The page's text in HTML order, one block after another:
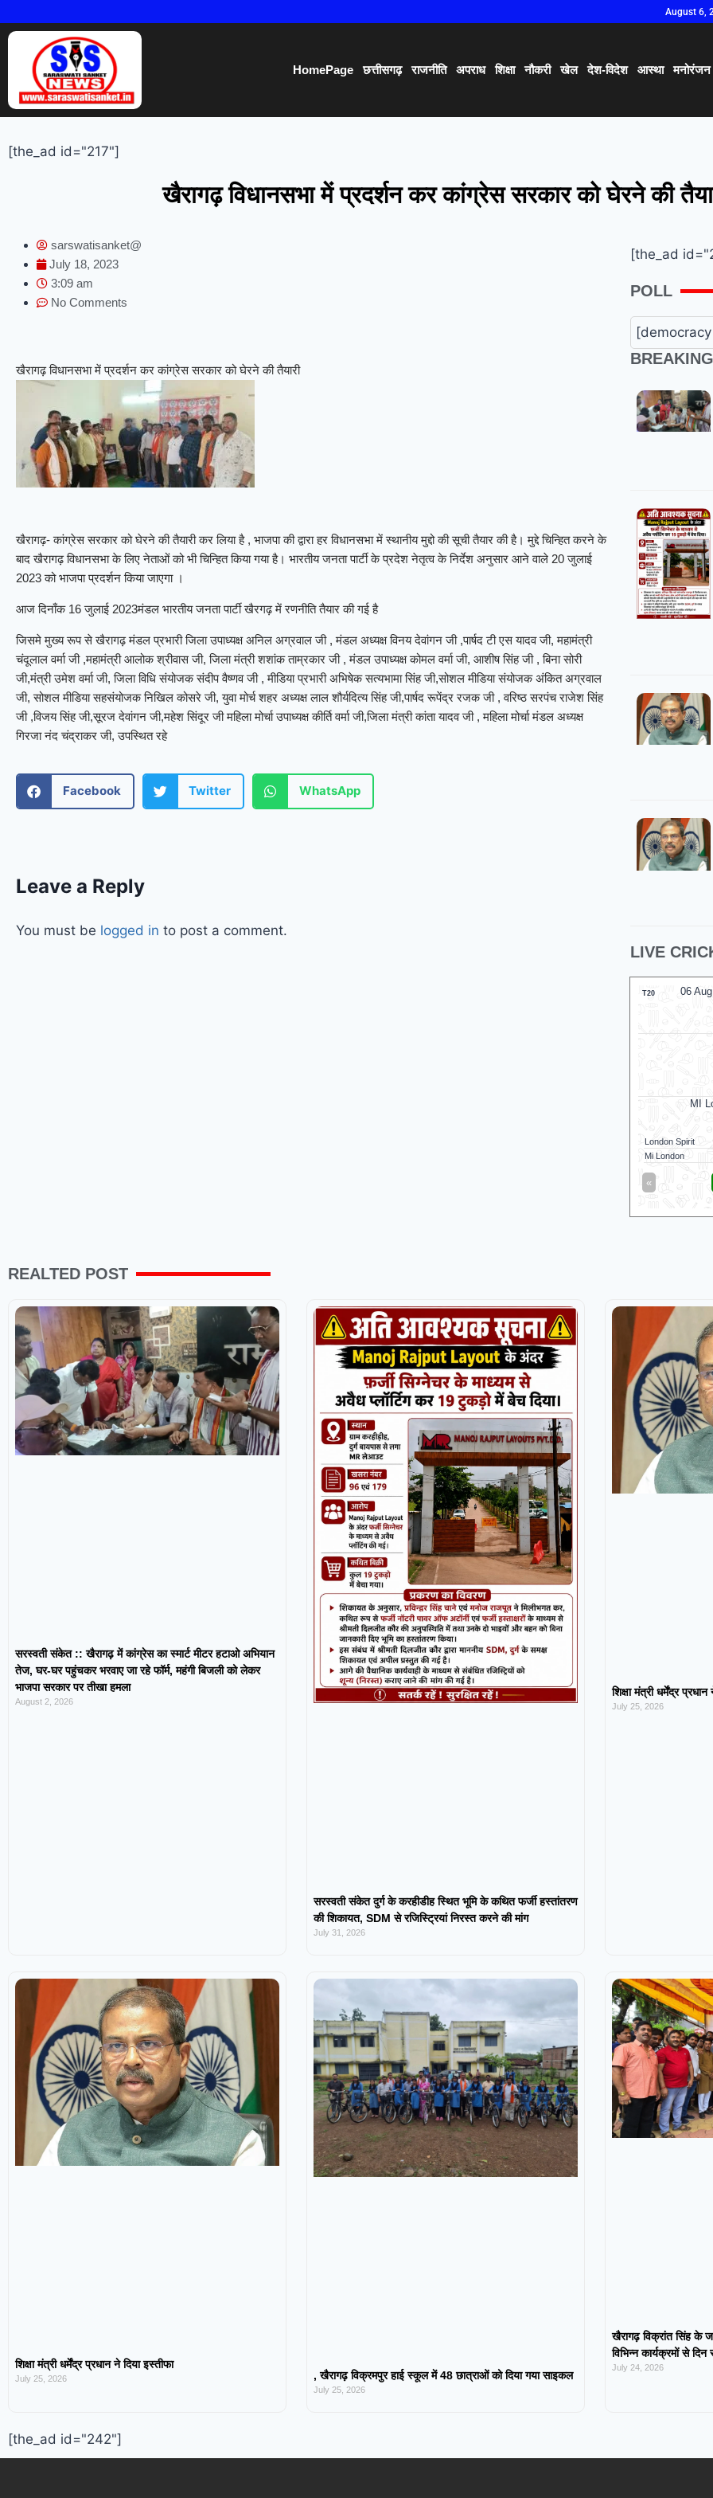
August 6,
HomePage छत्तीसगढ़ राजनीति अपराध शिक्षा नौकरी खेल देश-विदेश आस्था मनोरंजन
[the_ad id="217"]
खैरागढ़ विधानसभा में प्रदर्शन कर कांग्रेस सरकार को घेरने की
sarswatisanket@
July 18, 2023
3:09 am
No Comments
खैरागढ़ विधानसभा में प्रदर्शन कर कांग्रेस सरकार को घेरने की तैयारी
खैरागढ़- कांग्रेस सरकार को घेरने की तैयारी कर लिया है , भाजपा की द्वारा हर विधानसभा में स्थानीय मुद्दो की सूची तैयार की है। मुद्दे चिन्हित करने के
बाद खैरागढ़ विधानसभा के लिए नेताओं को भी चिन्हित किया गया है। भारतीय जनता पार्टी के प्रदेश नेतृत्व के निर्देश अनुसार आने वाले 20 जुलाई
2023 को भाजपा प्रदर्शन किया जाएगा ।
आज दिनाँक 16 जुलाई 2023मंडल भारतीय जनता पार्टी खैरगढ़ में रणनीति तैयार की गई है
जिसमे मुख्य रूप से खैरागढ़ मंडल प्रभारी जिला उपाध्यक्ष अनिल अग्रवाल जी , मंडल अध्यक्ष विनय देवांगन जी ,पार्षद टी एस यादव जी, महामंत्री
चंदूलाल वर्मा जी ,महामंत्री आलोक श्रीवास जी, जिला मंत्री शशांक ताम्रकार जी , मंडल उपाध्यक्ष कोमल वर्मा जी, आशीष सिंह जी , बिना सोरी
जी,मंत्री उमेश वर्मा जी, जिला विधि संयोजक संदीप वैष्णव जी , मीडिया प्रभारी अभिषेक सत्यभामा सिंह जी,सोशल मीडिया संयोजक अंकित अग्रवाल
जी, सोशल मीडिया सहसंयोजक निखिल कोसरे जी, युवा मोर्च शहर अध्यक्ष लाल शौर्यदित्य सिंह जी,पार्षद रूपेंद्र रजक जी , वरिष्ठ सरपंच राजेश सिंह
जी ,विजय सिंह जी,सूरज देवांगन जी,महेश सिंदूर जी महिला मोर्चा उपाध्यक्ष कीर्ति वर्मा जी,जिला मंत्री कांता यादव जी , महिला मोर्चा मंडल अध्यक्ष
गिरजा नंद चंद्राकर जी, उपस्थित रहे
Facebook Twitter WhatsApp
Leave a Reply
You must be logged in to post a comment.
[the_ad
POLL
LIVE
06
T20
MI
Mi London Women
London Spirit
«
REALTED POST
सरस्वती संकेत :: खैरागढ़ में कांग्रेस का स्मार्ट मीटर हटाओ अभियान
तेज, घर-घर पहुंचकर भरवाए जा रहे फॉर्म, महंगी बिजली को लेकर
भाजपा सरकार पर तीखा हमला
August 2, 2026
सरस्वती संकेत दुर्ग के करहीडीह स्थित भूमि के कथित फर्जी हस्तांतरण
की शिकायत, SDM से रजिस्ट्रियां निरस्त करने की मांग
July 31, 2026
शिक्षा मंत्री धर्मेंद्र
July 25, 2026
शिक्षा मंत्री धर्मेंद्र प्रधान ने दिया इस्तीफा
July 25, 2026 , खैरागढ़ विक्रमपुर हाई स्कूल में 48 छात्राओं को दिया गया साइकल
July 25, 2026
खैरागढ़ विक्रांत सिंह के
विभिन्न कार्यक्रमों से दिन
July 24, 2026
[the_ad id="242"]